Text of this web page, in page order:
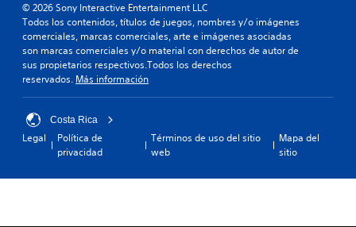
© 2026 Sony Interactive Entertainment LLC
Todos los contenidos, títulos de juegos, nombres y/o imágenes
comerciales, marcas comerciales, arte e imágenes asociadas
son marcas comerciales y/o material con derechos de autor de
sus propietarios respectivos.Todos los derechos
reservados. Más información
Costa Rica
Legal
Política de
privacidad
Términos de uso del sitio
web
Mapa del
sitio